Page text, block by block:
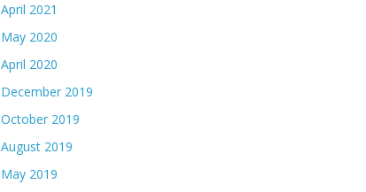
April 2021
May 2020
April 2020
December 2019
October 2019
August 2019
May 2019